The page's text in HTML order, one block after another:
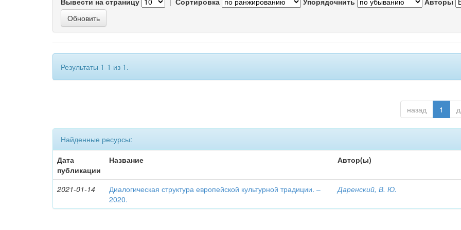
Результаты 1-1 из 1.
назад 1
Найденные ресурсы:
Дата
публикации
Название Автор(ы)
2021-01-14
Диалогическая структура европейской культурной традиции. –
2020.
Даренский, В. Ю.